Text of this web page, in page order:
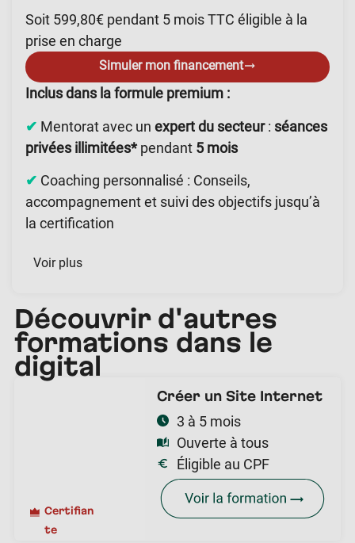
Soit 599,80€ pendant 5 mois TTC éligible à la
prise en charge
Simuler mon financement
Inclus dans la formule premium :
✔ Mentorat avec un expert du secteur: séances
privées illimitées*pendant 5 mois
✔ Coaching personnalisé : Conseils,
accompagnement et suivi des objectifs jusqu’à
la certification
Voir plus
Découvrir d'autres
formations dans le
digital
Certifian
te
Créer un Site Internet
3 à 5 mois
Ouverte à tous
Éligible au CPF